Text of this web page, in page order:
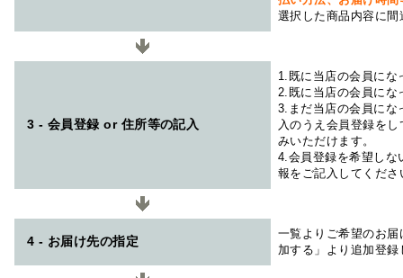
選択した商品内容に
3 - 会員登録 or 住所等の記入
1.既に当店の会員にな
2.既に当店の会員にな
3.まだ当店の会員にな
入のうえ会員登録を
みいただけます。
4.会員登録を希望しな
報をご記入してくださ
4 - お届け先の指定
一覧よりご希望のお
加する」より追加登